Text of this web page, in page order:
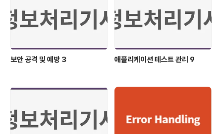
로그램의 효율적인..
보안 공격 및 예방 3 애플리케이션 테스트 관리 9